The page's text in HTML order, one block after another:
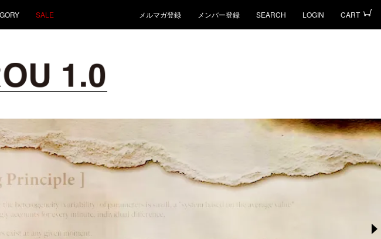
SALE メルマガ登録 メンバー登録 SEARCH LOGIN CART